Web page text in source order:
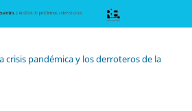
crisis pandémica y los derroteros de la